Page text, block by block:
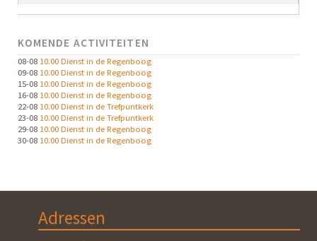
KOMENDE ACTIVITEITEN
08-08 10.00 Dienst in de Regenboog
09-08 10.00 Dienst in de Regenboog
15-08 10.00 Dienst in de Regenboog
16-08 10.00 Dienst in de Regenboog
22-08 10.00 Dienst in de Trefpuntkerk
23-08 10.00 Dienst in de Trefpuntkerk
29-08 10.00 Dienst in de Regenboog
30-08 10.00 Dienst in de Regenboog
Adressen